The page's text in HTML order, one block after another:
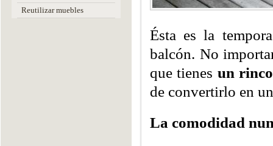
Reutilizar muebles
Ésta es la
balcón. No
que tienes un
de convertirlo en
La comodidad